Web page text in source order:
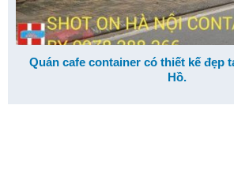
Quán cafe container có thiết kế đẹp
Hồ.